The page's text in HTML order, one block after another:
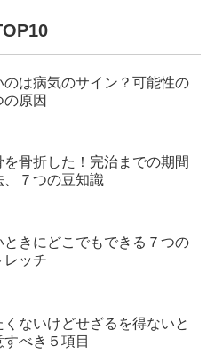
のは病気のサイン？可能性の
の原因
を骨折した！完治までの期間
、７つの豆知識
ときにどこでもできる７つの
レッチ
くないけどせざるを得ないと
すべき５項目